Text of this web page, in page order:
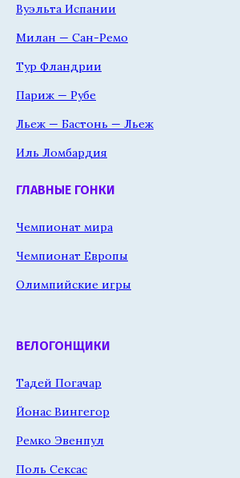
Вуэльта Испании
Милан — Сан-Ремо
Тур Фландрии
Париж — Рубе
Льеж — Бастонь — Льеж
Иль Ломбардия
ГЛАВНЫЕ ГОНКИ
Чемпионат мира
Чемпионат Европы
Олимпийские игры
ВЕЛОГОНЩИКИ
Тадей Погачар
Йонас Вингегор
Ремко Эвенпул
Поль Сексас